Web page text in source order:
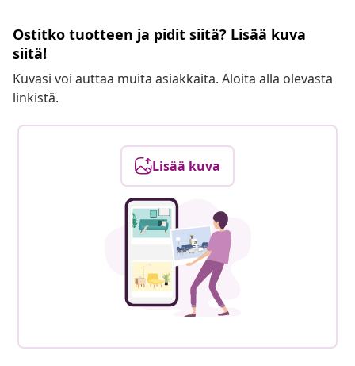
Ostitko tuotteen ja pidit siitä? Lisää kuva
siitä!
Kuvasi voi auttaa muita asiakkaita. Aloita alla olevasta
linkistä.
Lisää kuva